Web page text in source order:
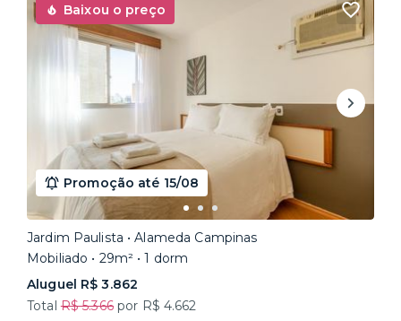
Baixou o preço
Promoção até 15/08
Jardim Paulista • Alameda Campinas
Mobiliado • 29m² • 1 dorm
Aluguel R$ 3.862
TotalR$ 5.366por R$ 4.662